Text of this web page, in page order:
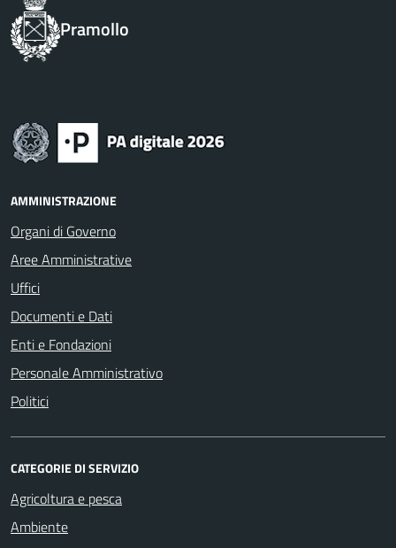
Pramollo
AMMINISTRAZIONE
Organi di Governo
Aree Amministrative
Uffici
Documenti e Dati
Enti e Fondazioni
Personale Amministrativo
Politici
CATEGORIE DI SERVIZIO
Agricoltura e pesca
Ambiente